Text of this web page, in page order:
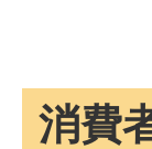
消費